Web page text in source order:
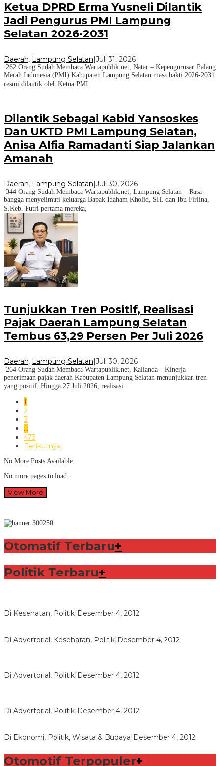
Ketua DPRD Erma Yusneli Dilantik
Jadi Pengurus PMI Lampung
Selatan 2026-2031
Daerah, Lampung Selatan Juli 31, 2026
262 Orang Sudah Membaca Wartapublik.net, Natar – Kepengurusan Palang
Merah Indonesia (PMI) Kabupaten Lampung Selatan masa bakti 2026-2031
resmi dilantik oleh Ketua PMI
Dilantik Sebagai Kabid Yansoskes
Dan UKTD PMI Lampung Selatan,
Anisa Alfia Ramadanti Siap Jalankan
Amanah
Daerah, Lampung Selatan|Juli 30, 2026
344 Orang Sudah Membaca Wartapublik.net, Lampung Selatan – Rasa
bangga menyelimuti keluarga Bapak Idaham Kholid, SH. dan Ibu Firlina,
S.Keb. Putri pertama mereka,
Tunjukkan Tren Positif, Realisasi
Pajak Daerah Lampung Selatan
Tembus 63,29 Persen Per Juli 2026
Daerah, Lampung Selatan Juli 30, 2026
264 Orang Sudah Membaca Wartapublik.net, Kalianda – Kinerja
penerimaan pajak daerah Kabupaten Lampung Selatan menunjukkan tren
yang positif. Hingga 27 Juli 2026, realisasi
1
2
3
…
473
Berikutnya
No More Posts Available.
No more pages to load.
View More
Otomatif Terbaru+
Politik Terbaru+
Di Kesehatan, Politik Desember 4, 2012
Di Advertorial, Kesehatan, Politik Desember 4, 2012
Di Advertorial, Politik Desember 4, 2012
Di Advertorial, Politik Desember 4, 2012
Di Ekonomi, Politik, Wisata & Budaya Desember 4, 2012
Otomotif Terpopuler+